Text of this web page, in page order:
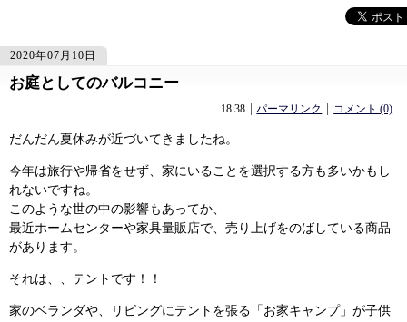
2020年07月10日
お庭としてのバルコニー
18:38 パーマリンク コメント (0)
だんだん夏休みが近づいてきましたね。
今年は旅行や帰省をせず、家にいることを選択する方も多いかもし
れないですね。
このような世の中の影響もあってか、
最近ホームセンターや家具量販店で、売り上げをのばしている商品
があります。
それは、、テントです！！
家のベランダや、リビングにテントを張る「お家キャンプ」が子供